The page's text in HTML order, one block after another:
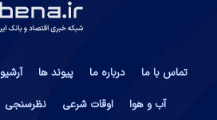
تماس با ما درباره ما پیوند ها آرشیو
آب و هوا
اوقات شرعی نظرسنجی